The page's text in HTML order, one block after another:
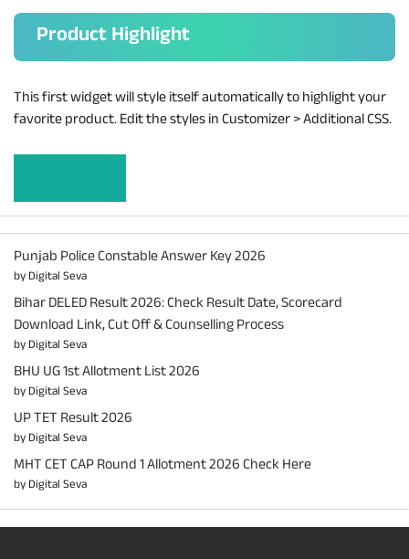
Product Highlight
This first widget will style itself automatically to highlight your
favorite product. Edit the styles in Customizer > Additional CSS.
Punjab Police Constable Answer Key 2026
by Digital Seva
Bihar DELED Result 2026: Check Result Date, Scorecard
Download Link, Cut Off & Counselling Process
by Digital Seva
BHU UG 1st Allotment List 2026
by Digital Seva
UP TET Result 2026
by Digital Seva
MHT CET CAP Round 1 Allotment 2026 Check Here
by Digital Seva